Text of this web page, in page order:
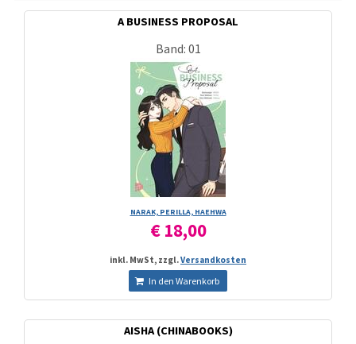
A BUSINESS PROPOSAL
Band: 01
NARAK, PERILLA, HAEHWA
€ 18,00
inkl. MwSt, zzgl.Versandkosten
In den Warenkorb
AISHA (CHINABOOKS)